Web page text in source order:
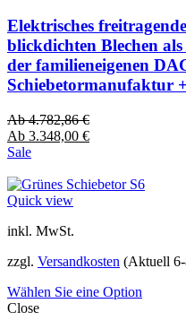
Elektrisches
blickdichten Blechen
der familieneigenen
Schiebetormanufaktur
Ab4.782,86€
Ab 3.348,00 €
Sale
Quick view
inkl. MwSt.
zzgl. Versandkosten (Aktuell
Wählen Sie eine Option
Close